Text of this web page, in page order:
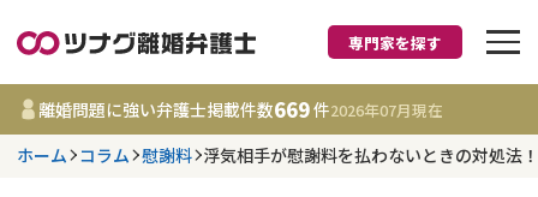
離婚に強い弁護士
都道府県を選択
専門家を探す
離婚問題に強い弁護士掲載件数669件2026年07月現在
ホーム コラム 慰謝料 浮気相手が慰謝料を払わないときの対処法